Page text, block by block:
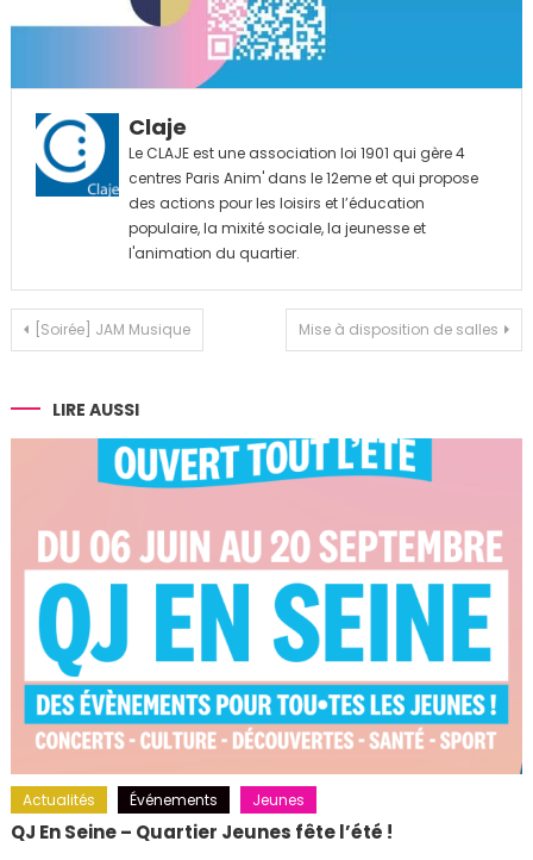
Claje
Le CLAJE est une association loi 1901 qui gère 4
centres Paris Anim' dans le 12eme et qui propose
des actions pour les loisirs et l’éducation
populaire, la mixité sociale, la jeunesse et
l'animation du quartier.
Navigation
l’article
[Soirée] JAM Musique Mise à disposition de salles
LIRE AUSSI
Actualités Événements Jeunes
QJ En Seine – Quartier Jeunes fête l’été !